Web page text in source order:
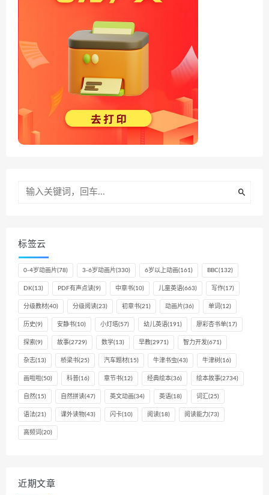
标签云
0-4岁动画片(78) 3-6岁动画片(330) 6岁以上动画(161) BBC(132)
DK(13) PDF有声点读(9) 中章书(10) 儿童英语(663) 写作(17)
分级教材(40) 分级阅读(23) 初章书(21) 动画片(36) 单词 (12)
历史(9) 安静书(10) 小灯塔(57) 幼儿英语(191) 廖彩杏书单(17)
探索(9) 故事(2729) 数学(13) 早教(2971) 智力开发(671)
杂志(13) 桥梁书(25) 汽车题材(15) 牛津书虫(43) 牛津树(16)
画啦啦(50) 科普(16) 章节书(12) 经典绘本(36) 绘本故事(2734)
自然(15) 自然拼读(47) 英文动画(34) 英语(18) 词汇 (25)
语法(21) 课外读物(43) 闪卡(10) 阅读(18) 阅读能力(73)
高频词 (20)
近期文章